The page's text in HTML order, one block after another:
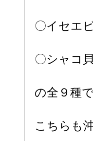
〇イセエ
〇シャコ貝
の全９種で
こちらも